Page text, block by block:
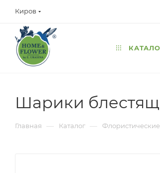
Киров
Шарики
Главная — Каталог —